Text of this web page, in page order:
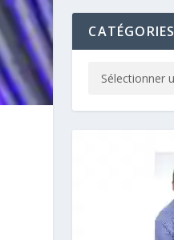
CATÉGORIES